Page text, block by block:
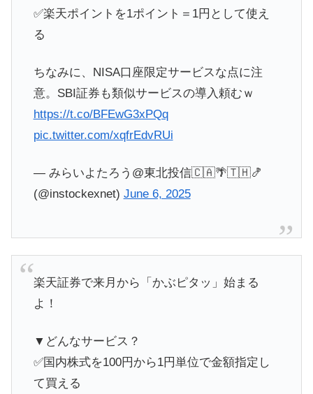
✅楽天ポイントを1ポイント＝1円として使え
る
ちなみに、NISA口座限定サービスな点に注
意。SBI証券も類似サービスの導入頼むｗ
https://t.co/BFEwG3xPQq
pic.twitter.com/xqfrEdvRUi
— みらいよたろう@東北投信🇨🇦🌴🇹🇭🍤
(@instockexnet) June 6, 2025
楽天証券で来月から「かぶピタッ」始まる
よ！
▼どんなサービス？
✅国内株式を100円から1円単位で金額指定し
て買える